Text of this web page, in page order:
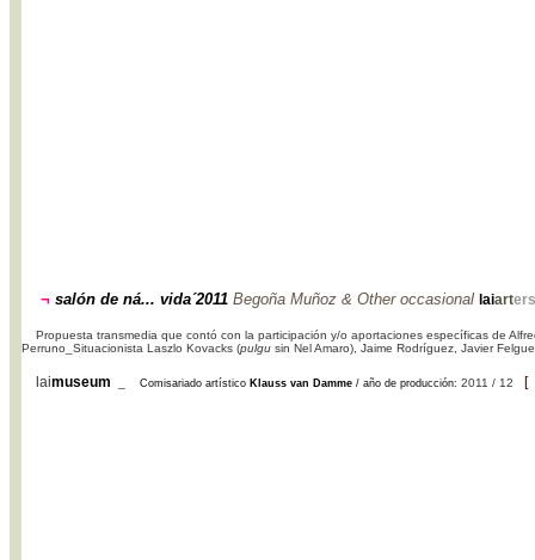
¬ salón de ná... vida´2011 Begoña Muñoz & Other occasional laiarters
Propuesta transmedia que contó con la participación y/o aportaciones específicas de
Perruno_Situacionista Laszlo Kovacks (pulgu sin Nel Amaro), Jaime Rodríguez, Javier
laimuseum Comisariado artístico Klauss van Damme / año de producción: 2011 / 12 [